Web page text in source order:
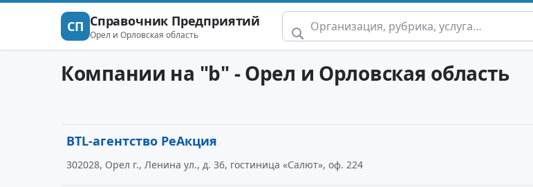
СП Справочник Предприятий
Орел и Орловская область
Компании на "b" - Орел и Орловская область
BTL-агентство РеАкция
302028, Орел г., Ленина ул., д. 36, гостиница «Салют», оф. 224